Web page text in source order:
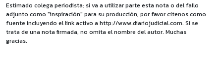
Estimado colega periodista: si va a utilizar parte esta nota o del fallo
adjunto como "inspiración" para su producción, por favor cítenos como
fuente incluyendo el link activo a http://www.diariojudicial.com. Si se
trata de una nota firmada, no omita el nombre del autor. Muchas
gracias.